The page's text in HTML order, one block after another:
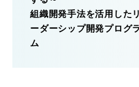
組織開発手法を活用したリ
ーダーシップ開発プログ
ム